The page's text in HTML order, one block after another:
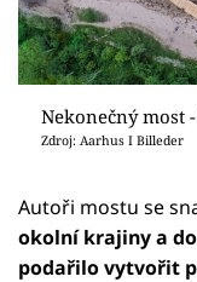
Nekonečný most
Zdroj: Aarhus I Billeder
Autoři mostu se
okolní krajiny a
podařilo vytvořit